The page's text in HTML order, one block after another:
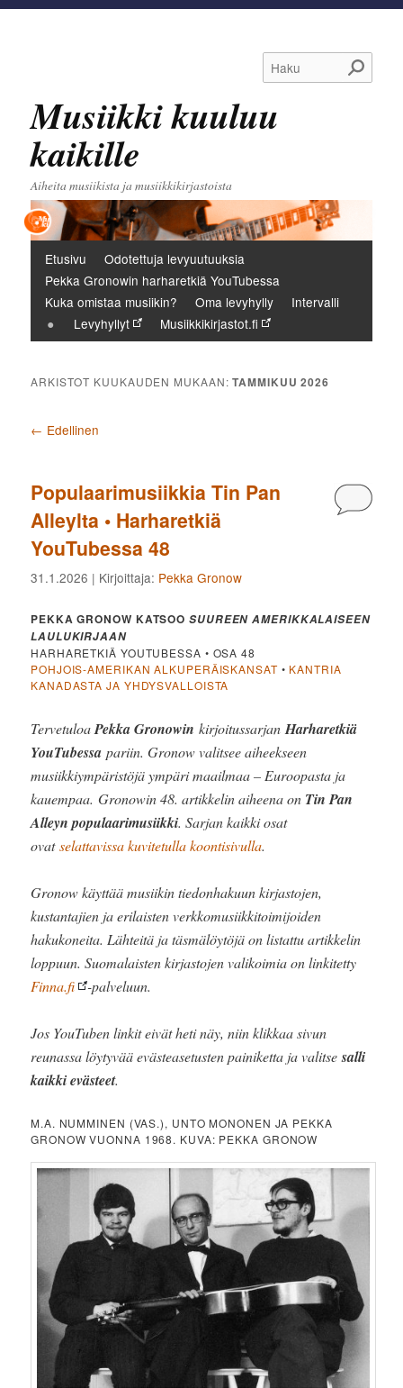
Haku
Musiikki kuuluu
kaikille
Aiheita musiikista ja musiikkikirjastoista
Päävalikko
Etusivu
Odotettuja levyuutuuksia
Pekka Gronowin harharetkiä YouTubessa
Kuka omistaa musiikin?
Oma levyhylly
Intervalli
Levyhyllyt
Musiikkikirjastot.fi
ARKISTOT KUUKAUDEN MUKAAN:TAMMIKUU 2026
Artikkelien selaus
← Edellinen
Populaarimusiikkia Tin Pan
Alleylta • Harharetkiä
YouTubessa 48
31.1.2026 | Kirjoittaja: Pekka Gronow
PEKKA GRONOW KATSOOSUUREEN AMERIKKALAISEEN
LAULUKIRJAAN
HARHARETKIÄ YOUTUBESSA • OSA 48
POHJOIS-AMERIKAN ALKUPERÄISKANSAT• KANTRIA
KANADASTA JA YHDYSVALLOISTA
TervetuloaPekka Gronowin kirjoitussarjanHarharetkiä
YouTubessa pariin. Gronow valitsee aiheekseen
musiikkiympäristöjä ympäri maailmaa – Euroopasta ja
kauempaa. Gronowin 48. artikkelin aiheena on Tin Pan
Alleyn populaarimusiikki. Sarjan kaikki osat
ovatselattavissa kuvitetulla koontisivulla.
Gronow käyttää musiikin tiedonhakuun kirjastojen,
kustantajien ja erilaisten verkkomusiikkitoimijoiden
hakukoneita. Lähteitä ja täsmälöytöjä on listattu artikkelin
loppuun. Suomalaisten kirjastojen valikoimia on linkitetty
Finna.fi
-palveluun.
Jos YouTuben linkit eivät heti näy, niin klikkaa sivun
reunassa löytyvää evästeasetusten painiketta ja valitsesalli
kaikki evästeet.
M.A. NUMMINEN (VAS.), UNTO MONONEN JA PEKKA
GRONOW VUONNA 1968. KUVA: PEKKA GRONOW